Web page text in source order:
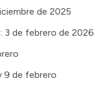
de 2025
3 de febrero de 2026
9 de febrero